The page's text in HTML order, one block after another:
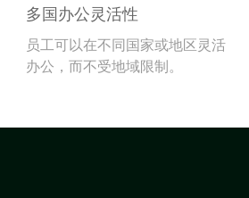
多国办公灵活性
员工可以在不同国家或地区灵活
办公，而不受地域限制。